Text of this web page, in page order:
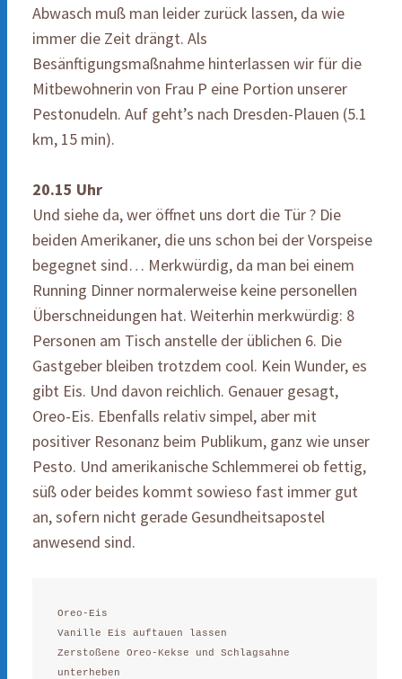
Abwasch muß man leider zurück lassen, da wie
immer die Zeit drängt. Als
Besänftigungsmaßnahme hinterlassen wir für die
Mitbewohnerin von Frau P eine Portion unserer
Pestonudeln. Auf geht’s nach Dresden-Plauen (5.1
km, 15 min).
20.15 Uhr
Und siehe da, wer öffnet uns dort die Tür ? Die
beiden Amerikaner, die uns schon bei der Vorspeise
begegnet sind… Merkwürdig, da man bei einem
Running Dinner normalerweise keine personellen
Überschneidungen hat. Weiterhin merkwürdig: 8
Personen am Tisch anstelle der üblichen 6. Die
Gastgeber bleiben trotzdem cool. Kein Wunder, es
gibt Eis. Und davon reichlich. Genauer gesagt,
Oreo-Eis. Ebenfalls relativ simpel, aber mit
positiver Resonanz beim Publikum, ganz wie unser
Pesto. Und amerikanische Schlemmerei ob fettig,
süß oder beides kommt sowieso fast immer gut
an, sofern nicht gerade Gesundheitsapostel
anwesend sind.
Oreo-Eis
Vanille Eis auftauen lassen
Zerstoßene Oreo-Kekse und Schlagsahne
unterheben